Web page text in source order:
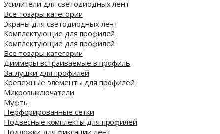
Усилители для светодиодных лент
Все товары категории
Экраны для светодиодных лент
Комплектующие для профилей
Комплектующие для профилей
Все товары категории
Диммеры встраиваемые в профиль
Заглушки для профилей
Крепежные элементы для профилей
Микровыключатели
Муфты
Перфорированные сетки
Подвесные комплекты для профилей
Подложки для фиксации лент